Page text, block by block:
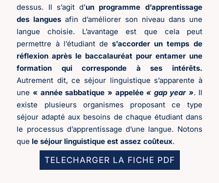
dessus. Il s’agit d’un programme d’apprentissage
des langues afin d’améliorer son niveau dans une
langue choisie. L’avantage est que cela peut
permettre à l’étudiant des’accorder un temps de
réflexion après le baccalauréat pour entamer une
formation qui corresponde à ses intérêts.
Autrement dit, ce séjour linguistique s’apparente à
une« année sabbatique » appelée« gap year ». Il
existe plusieurs organismes proposant ce type
séjour adapté aux besoins de chaque étudiant dans
le processus d’apprentissage d’une langue. Notons
que le séjour linguistique est assez coûteux.
TELECHARGER LA FICHE PDF